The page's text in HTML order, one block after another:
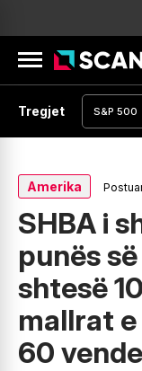
Tregjet
0% S&P 500
Amerika
SHBA i
punës
shtesë
mallrat
60 vende